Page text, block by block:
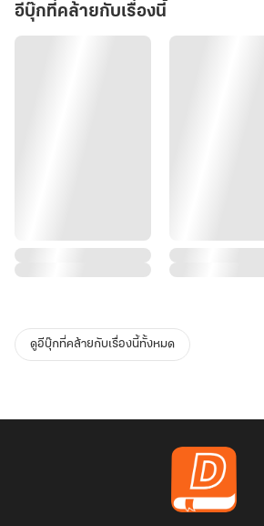
อีบุ๊กที่คล้ายกับเรื่องนี้
ดูอีบุ๊กที่คล้ายกับเรื่องนี้ทั้งหมด